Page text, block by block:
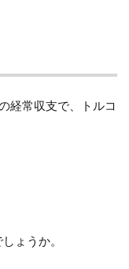
経常収支で、トルコ
ょうか。